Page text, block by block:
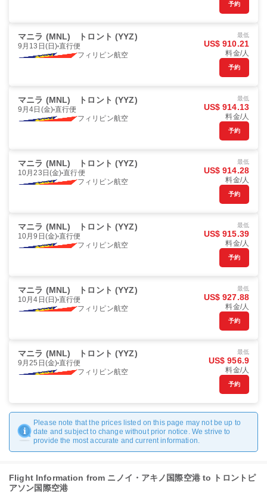
予約
マニラ (MNL) トロント (YYZ)
9月13日(日) 直行便
フィリピン航空
最低
US$ 910.21
料金/人
予約
マニラ (MNL) トロント (YYZ)
9月4日(金) 直行便
フィリピン航空
最低
US$ 914.13
料金/人
予約
マニラ (MNL) トロント (YYZ)
10月23日(金) 直行便
フィリピン航空
最低
US$ 914.28
料金/人
予約
マニラ (MNL) トロント (YYZ)
10月9日(金) 直行便
フィリピン航空
最低
US$ 915.39
料金/人
予約
マニラ (MNL) トロント (YYZ)
10月4日(日) 直行便
フィリピン航空
最低
US$ 927.88
料金/人
予約
マニラ (MNL) トロント (YYZ)
9月25日(金) 直行便
フィリピン航空
最低
US$ 956.9
料金/人
予約
Please note that the prices listed on this page may not be up to
date and subject to change without prior notice. We strive to
provide the most accurate and current information.
Flight Information from ニノイ・アキノ国際空港 to トロントピ
アソン国際空港